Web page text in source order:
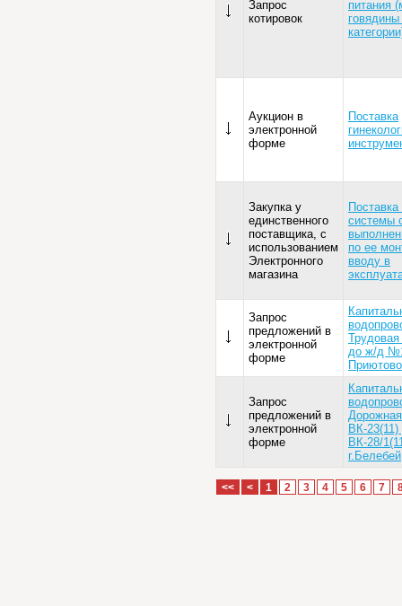
Запрос
котировок
питания
говядины
Аукцион в
электронной
форме
Поставка
Закупка у
единственного
поставщика, с
использованием
Электронного
магазина
системы
по ее
вводу в
Запрос
предложений в
электронной
форме
до ж/д
Приютово
Запрос
предложений в
электронной
форме
ВК-23(11)
ВК-28/
г.Белебей
<< < 1 2 3 4 5 6 7